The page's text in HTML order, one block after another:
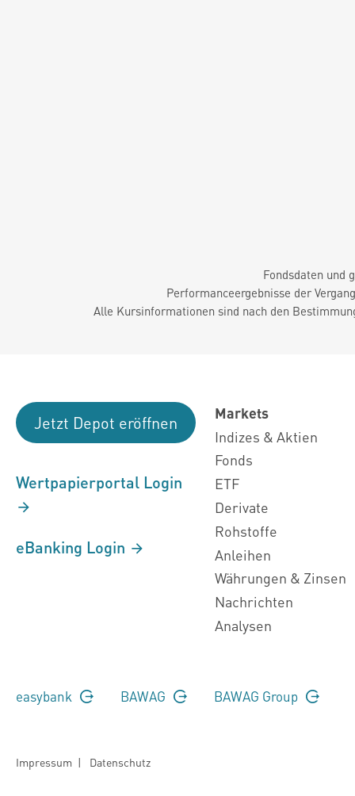
Fondsdaten und
Performanceergebnisse der
Alle Kursinformationen sind nach den
Jetzt Depot eröffnen
Wertpapierportal Login
eBanking Login
Markets
Indizes & Aktien
Fonds
ETF
Derivate
Rohstoffe
Anleihen
Währungen & Zinsen
Nachrichten
Analysen
easybank BAWAG BAWAG Group
Impressum | Datenschutz